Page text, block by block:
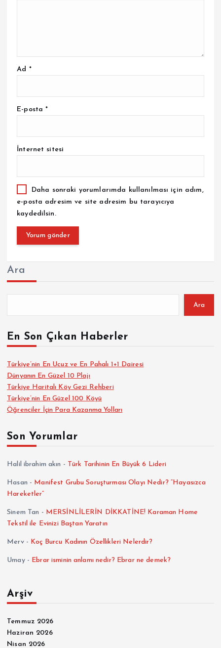
Ad *
E-posta*
İnternet sitesi
Daha sonraki yorumlarımda kullanılması için adım,
e-posta adresim ve site adresim bu tarayıcıya
kaydedilsin.
Ara
Ara
En Son Çıkan Haberler
Türkiye’nin En Ucuz ve En Pahalı 1+1 Dairesi
Dünyanın En Güzel 10 Plajı
Türkiye Haritalı Köy Gezi Rehberi
Türkiye’nin En Güzel 100 Köyü
Öğrenciler İçin Para Kazanma Yolları
Son Yorumlar
Halil ibrahim akın - Türk Tarihinin En Büyük 6 Lideri
Hasan - Manifest Grubu Soruşturması Olayı Nedir? “Hayasızca
Hareketler”
Sinem Tan - MERSİNLİLERİN DİKKATİNE! Karaman Home
Tekstil ile Evinizi Baştan Yaratın
Merv- Koç Burcu Kadının Özellikleri Nelerdir?
Umay- Ebrar isminin anlamı nedir? Ebrar ne demek?
Arşiv
Temmuz 2026
Haziran 2026
Nisan 2026